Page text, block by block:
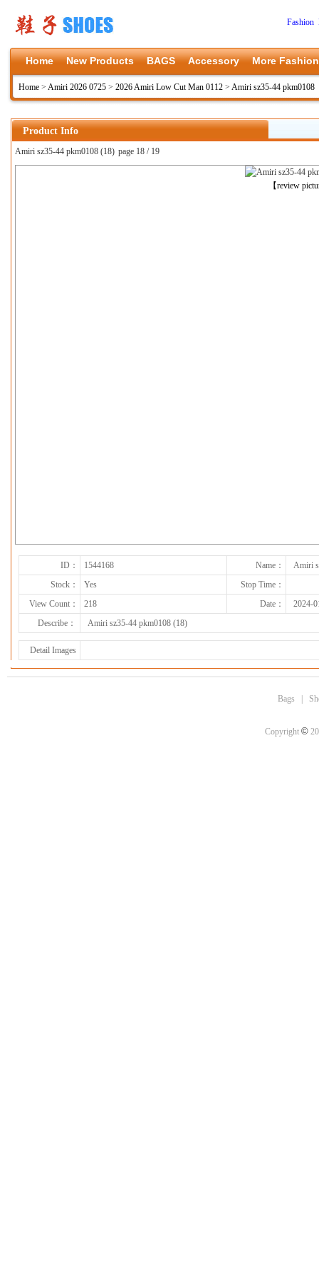
Fashion
Home New Products BAGS Accessory More Fashion
Home > Amiri 2026 0725 > 2026 Amiri Low Cut Man 0112 > Amiri sz35-44 pkm0108
Product Info
Amiri sz35-44 pkm0108 (18) page 18 / 19
【review
上一张
ID： 1544168 Name：
Amiri
Stock：
Yes
Stop Time：
View Count：
218 Date：
2024-
Describe：
Amiri sz35-44 pkm0108 (18)
Detail Images
Bags
Copyright ©